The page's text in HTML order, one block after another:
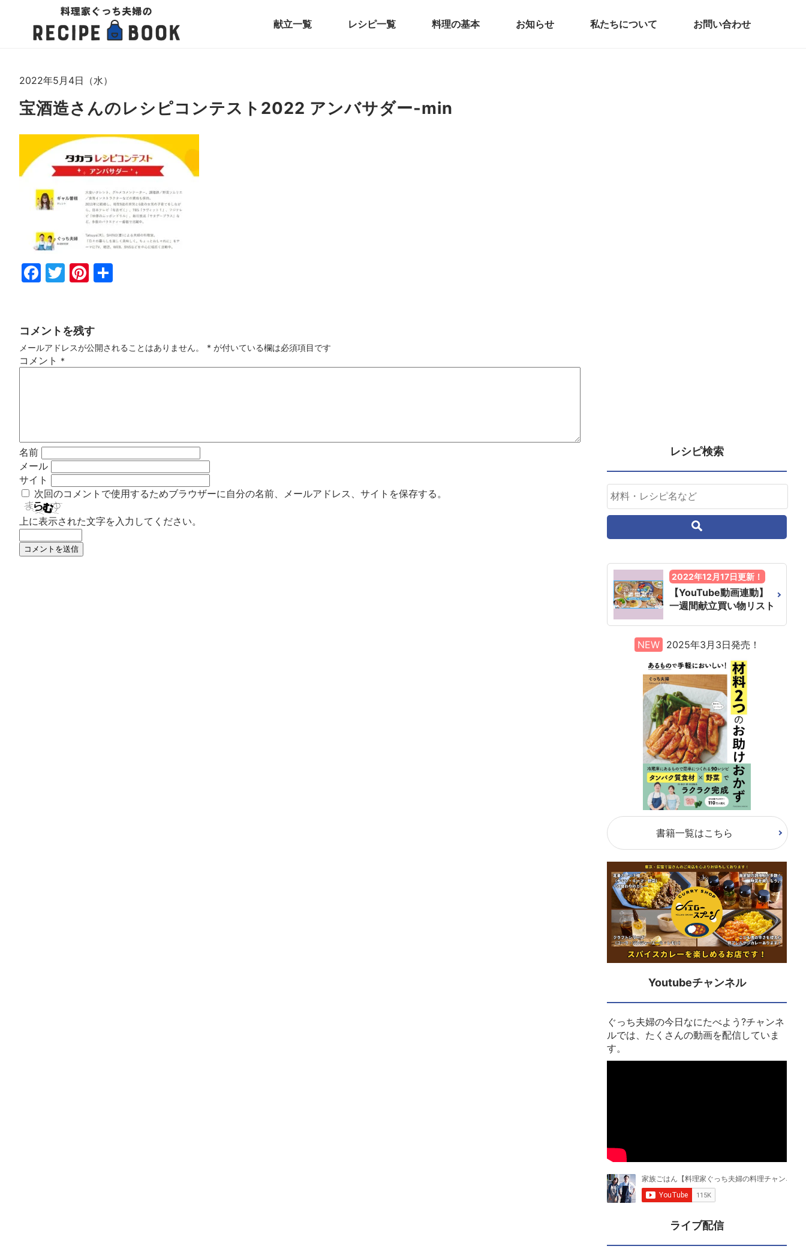
献立一覧 レシピ一覧 料理の基本 お知らせ 私たちについて お問い合わせ
2022年5月4日（水）
宝酒造さんのレシピコンテスト2022 アンバサダー-min
Fac
Twi
Pin
コメントを残す
メールアドレスが公開されることはありません。 * が付いている欄は必須項目です
コメント *
名前
メール
サイト
次回のコメントで使用するためブラウザーに自分の名前、メールアドレス、サイトを保存する。
上に表示された文字を入力してください。
レシピ検索
2022年12月17日更新！
【YouTube動画連動】
一週間献立買い物リスト
NEW 2025年3月3日発売！
書籍一覧はこちら
Youtubeチャンネル
ぐっち夫婦の今日なにたべよう?チャンネ
ルでは、たくさんの動画を配信していま
す。
ライブ配信